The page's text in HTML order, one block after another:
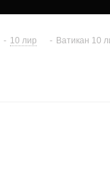
- 10 лир - Ватикан 10